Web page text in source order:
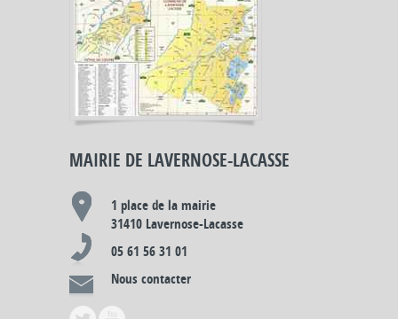
MAIRIE DE LAVERNOSE-LACASSE
1 place de la mairie
31410 Lavernose-Lacasse
05 61 56 31 01
Nous contacter